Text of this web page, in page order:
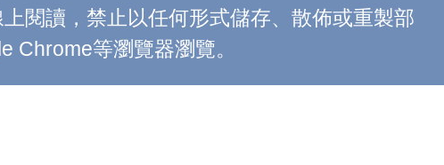
閱讀，禁止以任何形式儲存、散佈或重製部
Chrome等瀏覽器瀏覽。